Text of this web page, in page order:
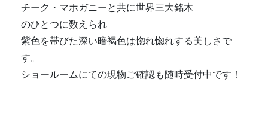
チーク・マホガニーと共に世界三大銘木
のひとつに数えられ
紫色を帯びた深い暗褐色は惚れ惚れする美しさで
す。
ショールームにての現物ご確認も随時受付中です！